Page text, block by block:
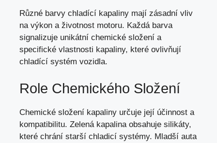
Různé barvy chladící kapaliny mají zásadní vliv
na výkon a životnost motoru. Každá barva
signalizuje unikátní chemické složení a
specifické vlastnosti kapaliny, které ovlivňují
chladící systém vozidla.
Role Chemického Složení
Chemické složení kapaliny určuje její účinnost a
kompatibilitu. Zelená kapalina obsahuje silikáty,
které chrání starší chladicí systémy. Mladší auta